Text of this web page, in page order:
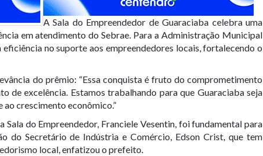
A Sala do Empreendedor de Guaraciaba celebra uma
em atendimento do Sebrae. Para a Administração Municipal
no suporte aos empreendedores locais, fortalecendo o
do prêmio: “Essa conquista é fruto do comprometimento
de excelência. Estamos trabalhando para que Guaraciaba seja
crescimento econômico.”
do Empreendedor, Franciele Vesentin, foi fundamental para
do Secretário de Indústria e Comércio, Edson Crist, que tem
local, enfatizou o prefeito.